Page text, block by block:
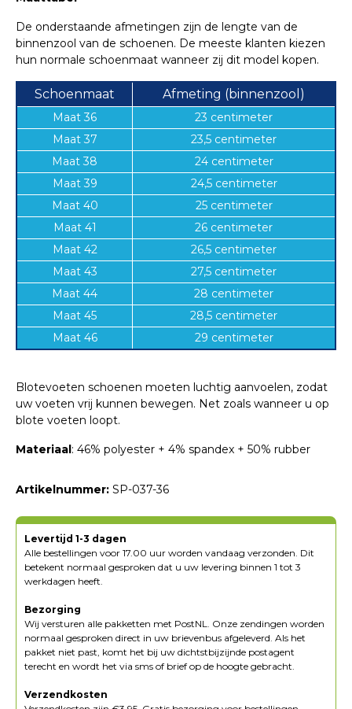
De onderstaande afmetingen zijn de lengte van de
binnenzool van de schoenen. De meeste klanten kiezen
hun normale schoenmaat wanneer zij dit model kopen.
Schoenmaat Afmeting (binnenzool)
Maat 36
23 centimeter
Maat 37
23,5 centimeter
Maat 38
24 centimeter
Maat 39
24,5 centimeter
Maat 40
25 centimeter
Maat 41
26 centimeter
Maat 42
26,5 centimeter
Maat 43
27,5 centimeter
Maat 44
28 centimeter
Maat 45
28,5 centimeter
Maat 46
29 centimeter
Blotevoeten schoenen moeten luchtig aanvoelen, zodat
uw voeten vrij kunnen bewegen. Net zoals wanneer u op
blote voeten loopt.
Materiaal: 46% polyester + 4% spandex + 50% rubber
Artikelnummer: SP-037-36
Levertijd 1-3 dagen
Alle bestellingen voor 17.00 uur worden vandaag verzonden. Dit
betekent normaal gesproken dat u uw levering binnen 1 tot 3
werkdagen heeft.
Bezorging
Wij versturen alle pakketten met PostNL. Onze zendingen worden
normaal gesproken direct in uw brievenbus afgeleverd. Als het
pakket niet past, komt het bij uw dichtstbijzijnde postagent
terecht en wordt het via sms of brief op de hoogte gebracht.
Verzendkosten